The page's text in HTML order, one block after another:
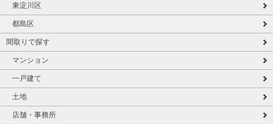
東淀川区
都島区
間取りで探す
マンション
一戸建て
土地
店舗・事務所